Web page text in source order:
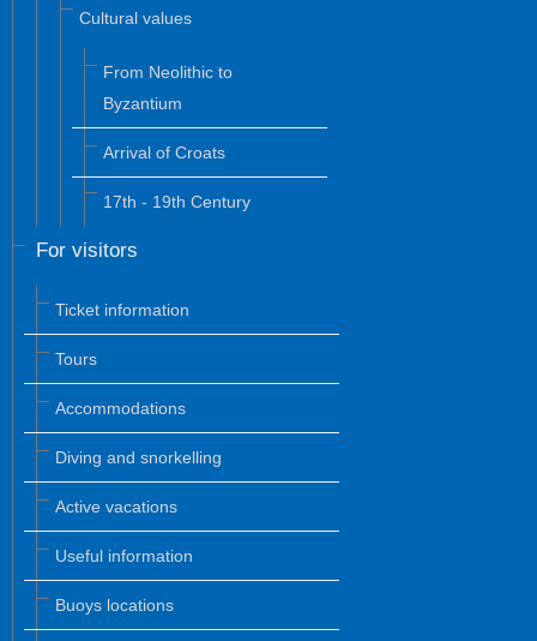
Cultural values
From Neolithic to
Byzantium
Arrival of Croats
17th - 19th Century
For visitors
Ticket information
Tours
Accommodations
Diving and snorkelling
Active vacations
Useful information
Buoys locations